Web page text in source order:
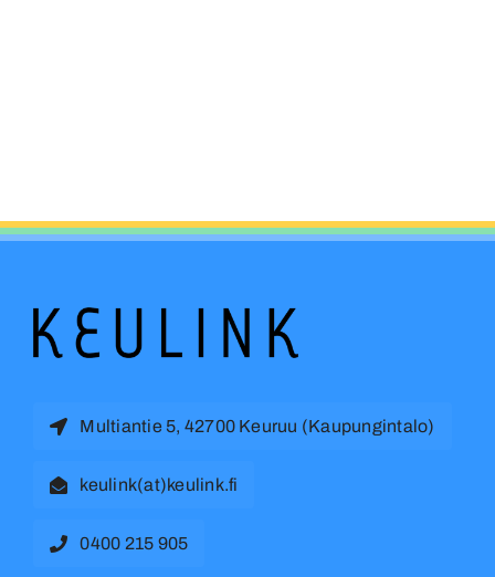
Multiantie 5, 42700 Keuruu (Kaupungintalo)
keulink(at)keulink.fi
0400 215 905